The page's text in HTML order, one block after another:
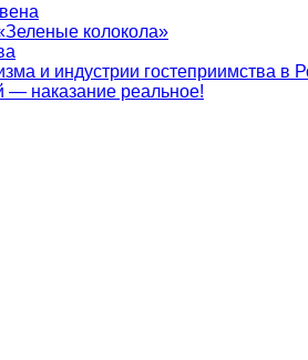
колокола»
и индустрии гостеприимства в
наказание реальное!